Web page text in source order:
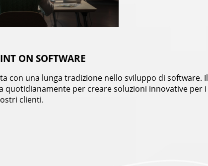
ON SOFTWARE
con una lunga tradizione nello sviluppo di software. Il
quotidianamente per creare soluzioni innovative per i
clienti.